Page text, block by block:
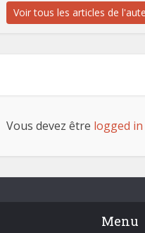
Voir tous les articles de
Vous devez être logged in
Menu